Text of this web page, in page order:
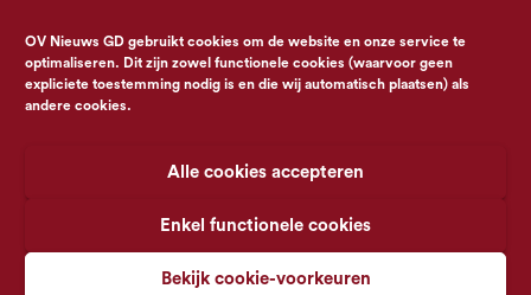
OV Nieuws GD gebruikt cookies om de website en onze service te
optimaliseren. Dit zijn zowel functionele cookies (waarvoor geen
expliciete toestemming nodig is en die wij automatisch plaatsen) als
andere cookies.
Alle cookies accepteren
Enkel functionele cookies
Bekijk cookie-voorkeuren
© OV Nieuws GD - Privacyverklaring